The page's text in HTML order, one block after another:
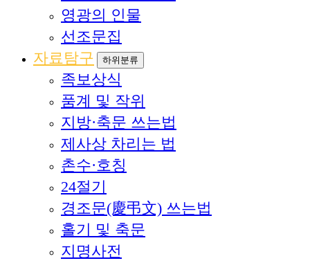
영광의 인물
선조문집
자료탐구
하위분류
족보상식
품계 및 작위
지방·축문 쓰는법
제사상 차리는 법
촌수·호칭
24절기
경조문(慶弔文) 쓰는법
홀기 및 축문
지명사전